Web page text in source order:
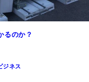
るのか？
ジネス